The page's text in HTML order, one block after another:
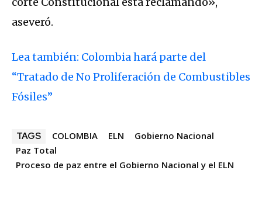
aseveró.
Lea también: Colombia hará parte del
“Tratado de No Proliferación de Combustibles
Fósiles”
TAGS COLOMBIA ELN
Gobierno Nacional
Paz Total
Proceso de paz entre el Gobierno Nacional y el ELN